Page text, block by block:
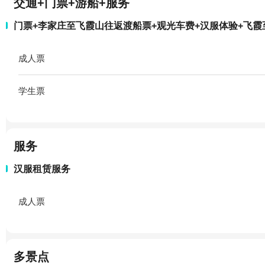
交通+门票+游船+服务
门票+李家庄至飞霞山往返渡船票+观光车费+汉服体验+飞
成人票
学生票
服务
汉服租赁服务
成人票
多景点